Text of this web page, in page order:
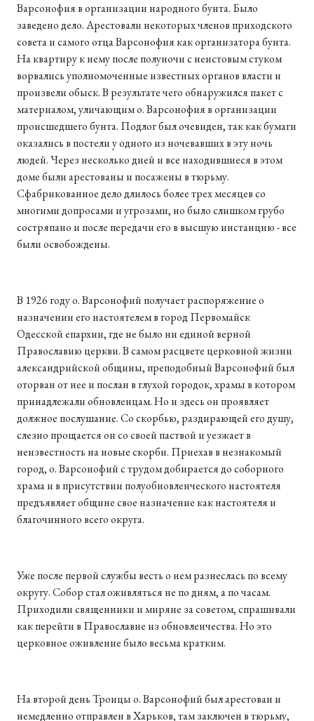
Варсонофия в организации народного бунта. Было
заведено дело. Арестовали некоторых членов приходского
совета и самого отца Варсонофия как организатора бунта.
На квартиру к нему после полуночи с неистовым стуком
ворвались уполномоченные известных органов власти и
произвели обыск. В результате чего обнаружился пакет с
материалом, уличающим о. Варсонофия в организации
происшедшего бунта. Подлог был очевиден, так как бумаги
оказались в постели у одного из ночевавших в эту ночь
людей. Через несколько дней и все находившиеся в этом
доме были арестованы и посажены в тюрьму.
Сфабрикованное дело длилось более трех месяцев со
многими допросами и угрозами, но было слишком грубо
состряпано и после передачи его в высшую инстанцию - все
были освобождены.
В 1926 году о. Варсонофий получает распоряжение о
назначении его настоятелем в город Первомайск
Одесской епархии, где не было ни единой верной
Православию церкви. В самом расцвете церковной жизни
александрийской общины, преподобный Варсонофий был
оторван от нее и послан в глухой городок, храмы в котором
принадлежали обновленцам. Но и здесь он проявляет
должное послушание. Со скорбью, раздирающей его душу,
слезно прощается он со своей паствой и уезжает в
неизвестность на новые скорби. Приехав в незнакомый
город, о. Варсонофий с трудом добирается до соборного
храма и в присутствии полуобновленческого настоятеля
предъявляет общине свое назначение как настоятеля и
благочинного всего округа.
Уже после первой службы весть о нем разнеслась по всему
округу. Собор стал оживляться не по дням, а по часам.
Приходили священники и миряне за советом, спрашивали
как перейти в Православие из обновленчества. Но это
церковное оживление было весьма кратким.
На второй день Троицы о. Варсонофий был арестован и
немедленно отправлен в Харьков, там заключен в тюрьму,